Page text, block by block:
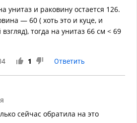
унитаз и раковину остается 126.
— 60 ( хоть это и куце, и
тогда на унитаз 66 см < 69
1 Ответить
сейчас обратила на это